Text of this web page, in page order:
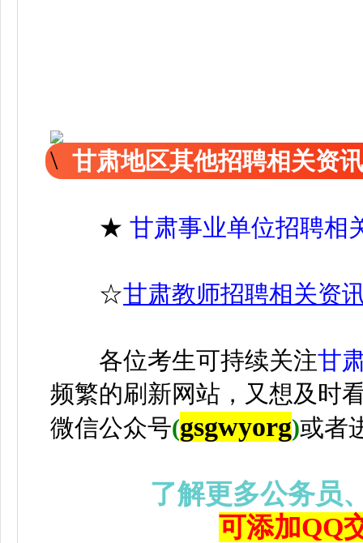
甘肃地区其他招聘相关资
★ 甘肃事业单位招聘相
☆甘肃教师招聘相关资
各位考生可持续关注甘
频繁的刷新网站，又想及时
微信公众号(gsgwyorg)或者
了解更多公务员
可添加QQ